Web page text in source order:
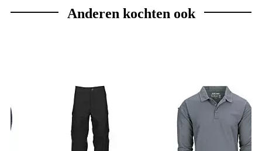
Anderen kochten ook